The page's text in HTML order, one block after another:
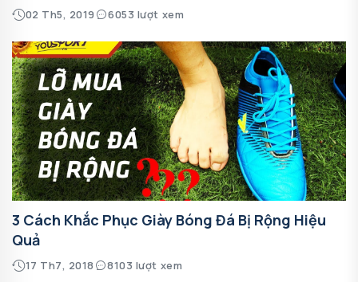
02 Th5, 2019 6053 lượt xem
3 Cách Khắc Phục Giày Bóng Đá Bị Rộng Hiệu
Quả
17 Th7, 2018 8103 lượt xem